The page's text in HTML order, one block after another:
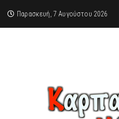
Παρασκευή, 7 Αυγούστου 2026